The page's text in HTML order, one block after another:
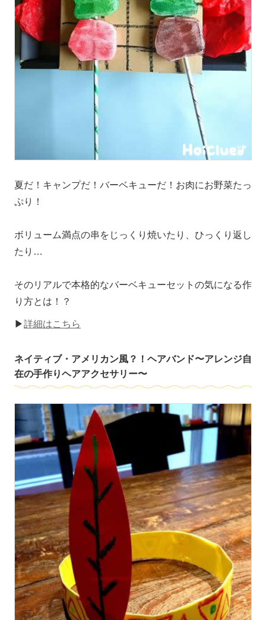
夏だ！キャンプだ！バーベキューだ！お肉にお野菜たっ
ぷり！
ボリューム満点の串をじっくり焼いたり、ひっくり返し
たり…
そのリアルで本格的なバーベキューセットの気になる作
り方とは！？
▶詳細はこちら
ネイティブ・アメリカン風？！ヘアバンド〜アレンジ自
在の手作りヘアアクセサリー〜